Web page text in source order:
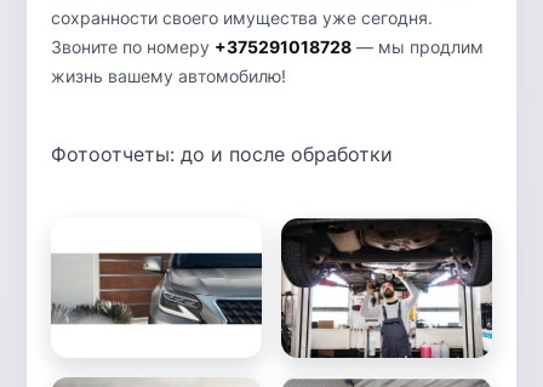
сохранности своего имущества уже сегодня.
Звоните по номеру +375291018728 — мы продлим
жизнь вашему автомобилю!
Фотоотчеты: до и после обработки